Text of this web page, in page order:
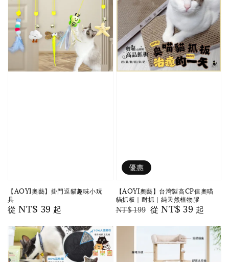
【AOYI奧藝】掛門逗貓趣味小玩
具
Regular
從NT$ 39 起
優惠
【AOYI奧藝】台灣製高CP值奧喵
貓抓板｜耐抓｜純天然植物膠
Regular
NT$ 199 Sale
從 NT$ 39 起